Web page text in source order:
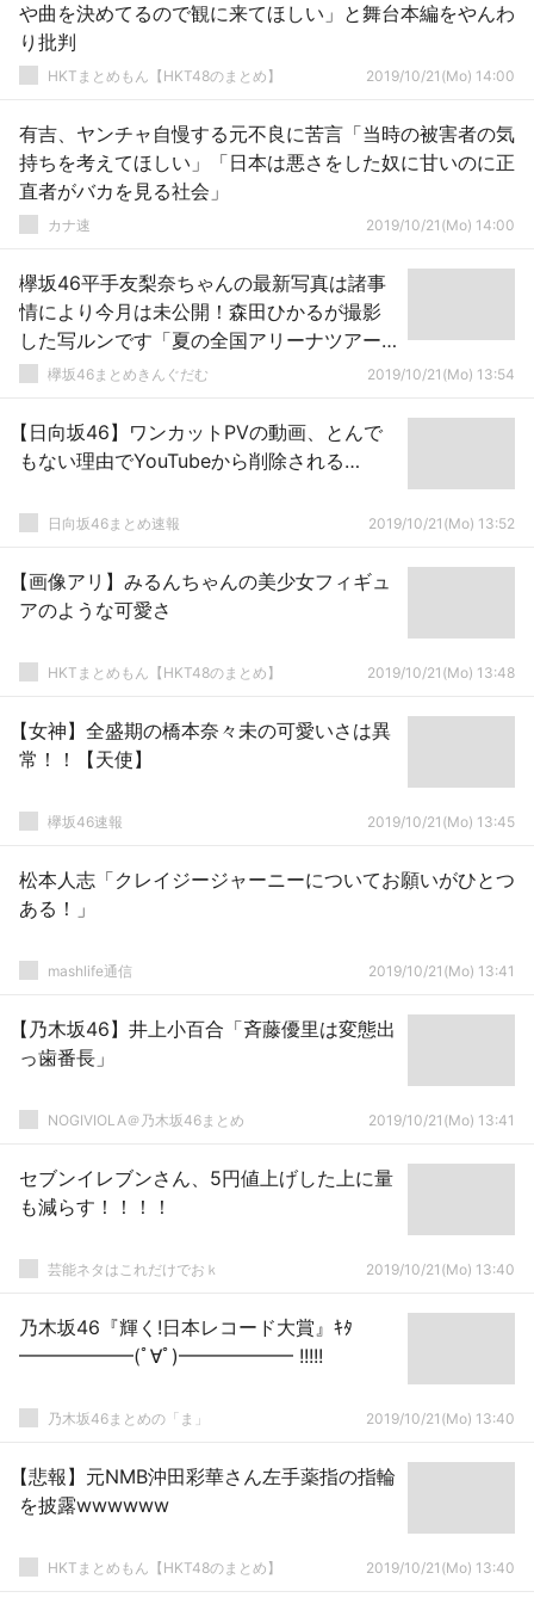
や曲を決めてるので観に来てほしい」と舞台本編をやんわ
り批判
HKTまとめもん【HKT48のまとめ】 2019/10/21(Mo) 14:00
有吉、ヤンチャ自慢する元不良に苦言「当時の被害者の気
持ちを考えてほしい」「日本は悪さをした奴に甘いのに正
直者がバカを見る社会」
カナ速 2019/10/21(Mo) 14:00
欅坂46平手友梨奈ちゃんの最新写真は諸事
情により今月は未公開！森田ひかるが撮影
した写ルンです「夏の全国アリーナツアー
2019」オフショットをSOL公式サイトで公
欅坂46まとめきんぐだむ 2019/10/21(Mo) 13:54
【日向坂46】ワンカットPVの動画、とんで
もない理由でYouTubeから削除される…
日向坂46まとめ速報 2019/10/21(Mo) 13:52
【画像アリ】みるんちゃんの美少女フィギュ
アのような可愛さ
HKTまとめもん【HKT48のまとめ】 2019/10/21(Mo) 13:48
【女神】全盛期の橋本奈々未の可愛いさは異
常！！【天使】
欅坂46速報 2019/10/21(Mo) 13:45
松本人志「クレイジージャーニーについてお願いがひとつ
ある！」
mashlife通信 2019/10/21(Mo) 13:41
【乃木坂46】井上小百合「斉藤優里は変態出
っ歯番長」
NOGIVIOLA＠乃木坂46まとめ 2019/10/21(Mo) 13:41
セブンイレブンさん、5円値上げした上に量
も減らす！！！！
芸能ネタはこれだけでおｋ 2019/10/21(Mo) 13:40
乃木坂46『輝く!日本レコード大賞』ｷﾀ
━━━━━━(ﾟ∀ﾟ)━━━━━━ !!!!!
乃木坂46まとめの「ま」 2019/10/21(Mo) 13:40
【悲報】元NMB沖田彩華さん左手薬指の指輪
を披露wwwwww
HKTまとめもん【HKT48のまとめ】 2019/10/21(Mo) 13:40